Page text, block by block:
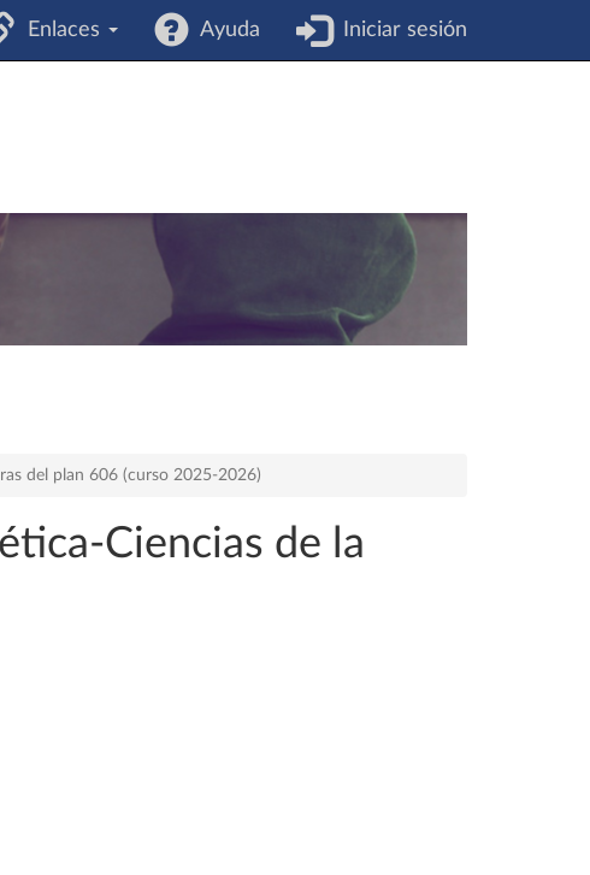
Enlaces Ayuda Iniciar sesión
del plan 606 (curso 2025-2026)
Ciencias de la